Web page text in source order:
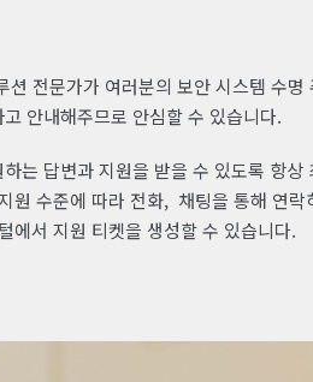
전문가가 여러분의 보안 시스템 수명
안내해주므로 안심할 수 있습니다.
는 답변과 지원을 받을 수 있도록 항상
원 수준에 따라 전화, 채팅을 통해 연락
에서 지원 티켓을 생성할 수 있습니다.